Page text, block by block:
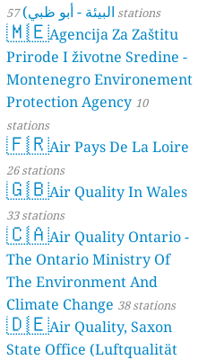
البيئة - أبو ظبي) 57 stations
🇲🇪Agencija Za Zaštitu
Prirode I životne Sredine -
Montenegro Environement
Protection Agency 10
stations
🇫🇷Air Pays De La Loire
26 stations
🇬🇧Air Quality In Wales
33 stations
🇨🇦Air Quality Ontario -
The Ontario Ministry Of
The Environment And
Climate Change 38 stations
🇩🇪Air Quality, Saxon
State Office (Luftqualität